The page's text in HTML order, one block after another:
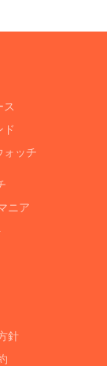
ス
ド
ォッチ
ニア
針